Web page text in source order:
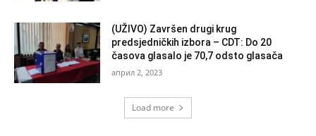
(UŽIVO) Završen drugi krug
predsjedničkih izbora – CDT: Do 20
časova glasalo je 70,7 odsto glasača
април 2, 2023
Load more